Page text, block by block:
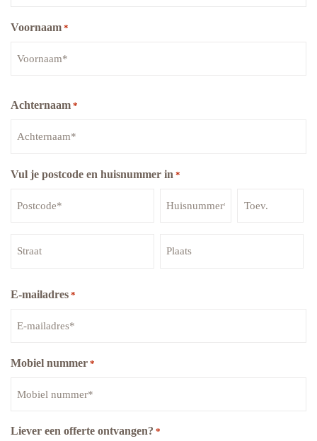
Voornaam *
Achternaam *
Vul je postcode en huisnummer in *
E-mailadres *
Mobiel nummer *
Liever een offerte ontvangen? *